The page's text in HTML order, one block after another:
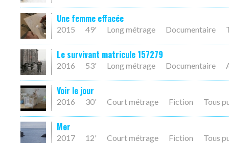
Une femme effacée
2015 49' Long métrage Documentaire
Le survivant matricule 157279
2016 53' Long métrage Documentaire
Voir le jour
2016 30' Court métrage Fiction Tous
Mer
2017 12' Court métrage Fiction Tous